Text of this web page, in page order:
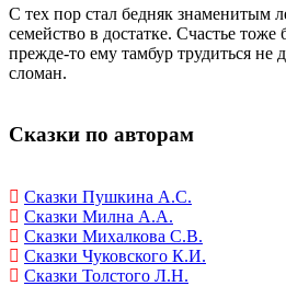
С тех пор стал бедняк знаменитым
семейство в достатке. Счастье тоже
прежде-то ему тамбур трудиться не
сломан.
Сказки по авторам
Сказки Пушкина А.С.
Сказки Милна А.А.
Сказки Михалкова С.В.
Сказки Чуковского К.И.
Сказки Толстого Л.Н.